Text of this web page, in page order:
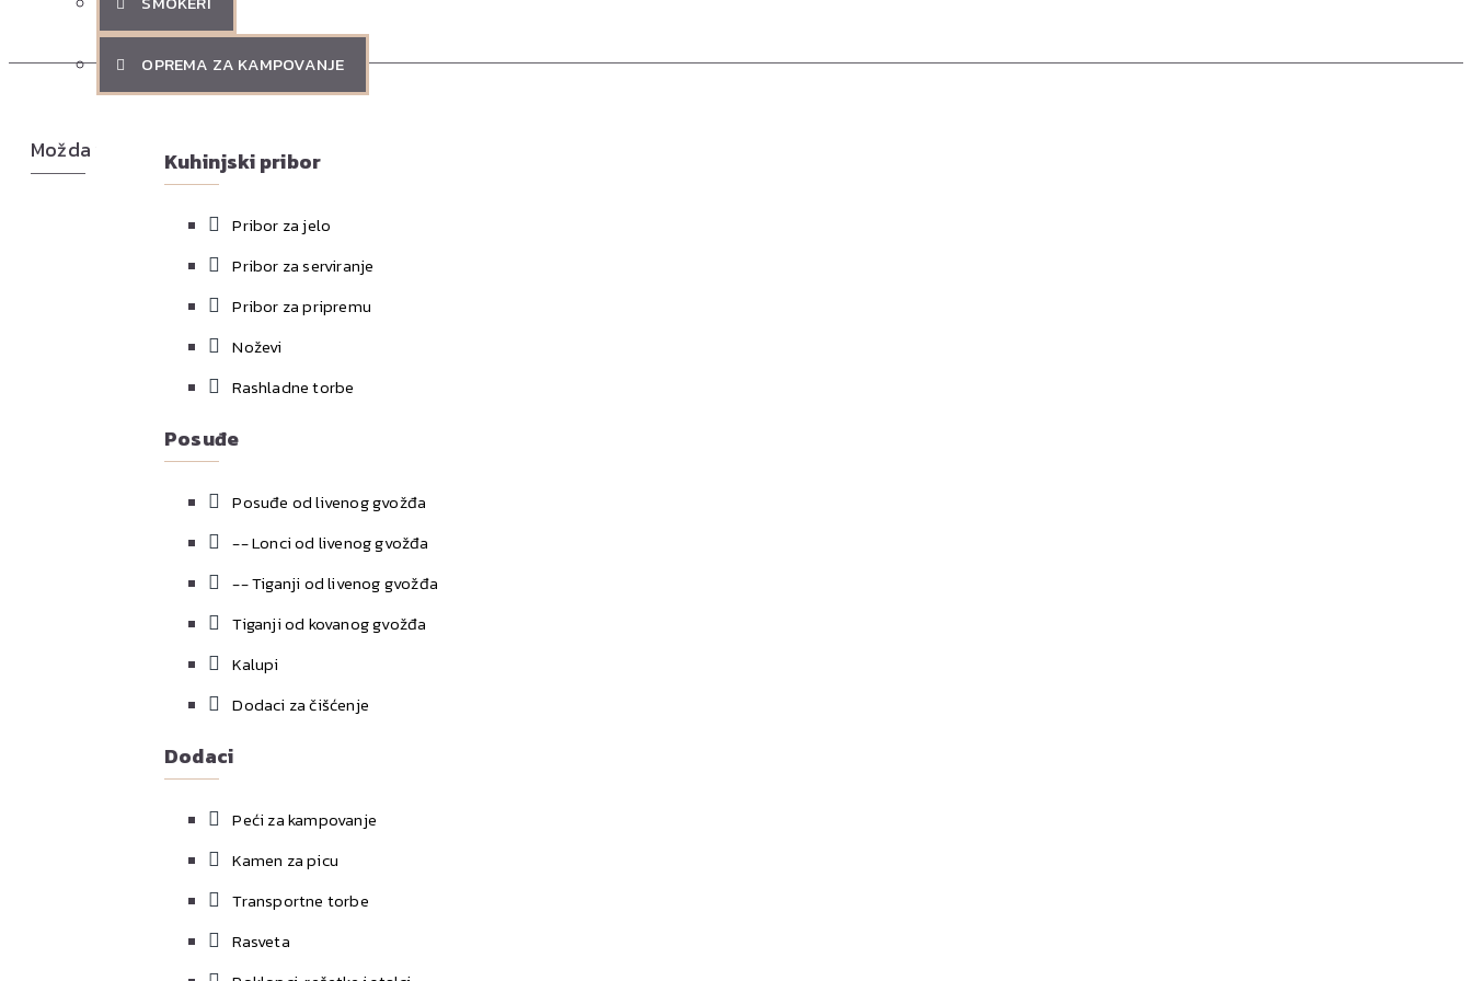
OPREMA ZA KAMPOVANJE
Kuhinjski pribor
Pribor za jelo
Pribor za serviranje
Pribor za pripremu
Noževi
Rashladne torbe
Posuđe
Posuđe od livenog gvožđa
-- Lonci od livenog gvožđa
-- Tiganji od livenog gvožđa
Tiganji od kovanog gvožđa
Kalupi
Dodaci za čišćenje
Dodaci
Peći za kampovanje
Kamen za picu
Transportne torbe
Rasveta
Možda vas zanima i ovo...